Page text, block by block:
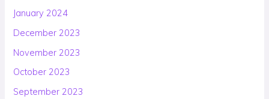
January 2024
December 2023
November 2023
October 2023
September 2023